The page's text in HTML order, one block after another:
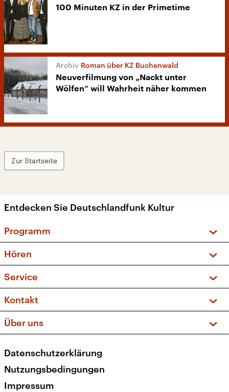
100 Minuten KZ in der Primetime
Roman über KZ Buchenwald
Neuverfilmung von „Nackt unter
Wölfen“ will Wahrheit näher kommen
Zur Startseite
Entdecken Sie Deutschlandfunk Kultur
Programm
Sendungen und Podcasts
Musikliste
Kakadu – Das Kinderprogramm
Hören
Frequenzen (UKW + DAB+)
Service
FAQ
Apps
Newsletter
Veranstaltungen
Kontakt
Social Media
Über uns
Presse
Karriere
Datenschutzerklärung
Nutzungsbedingungen
Impressum